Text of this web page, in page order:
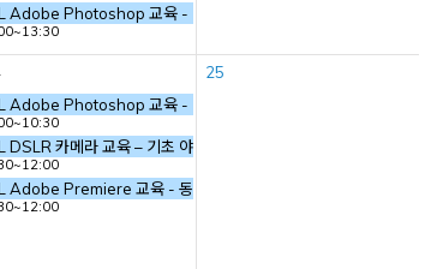
Adobe Photoshop 교육 - 기본 툴 익히기 (초급)
구조)
구조)
(사진의 기본 요소, 카메라의 기본 구조)
작업
익히기 (초급)
Adobe Photoshop 교육 - 기본 툴 익히기 (초급)
DSLR 카메라 교육 – 기초 야외 촬영 (사진의 기본 요소, 카메라의
Adobe Premiere 교육 - 동영상 편집
25